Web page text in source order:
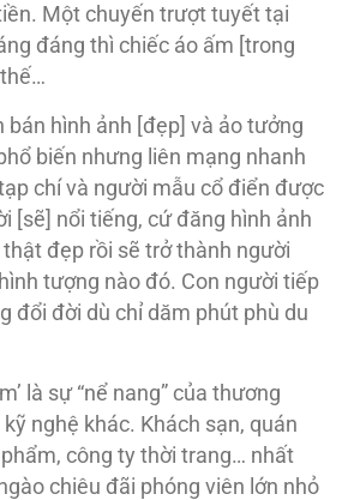
Một chuyến trượt tuyết tại
đáng thì chiếc áo ấm [trong
bán hình ảnh [đẹp] và ảo tưởng
biến nhưng liên mạng nhanh
chí và người mẫu cổ điển được
[sẽ] nổi tiếng, cứ đăng hình ảnh
đẹp rồi sẽ trở thành người
tượng nào đó. Con người tiếp
đổi đời dù chỉ dăm phút phù du
là sự “nể nang” của thương
nghệ khác. Khách sạn, quán
công ty thời trang… nhất
chiêu đãi phóng viên lớn nhỏ